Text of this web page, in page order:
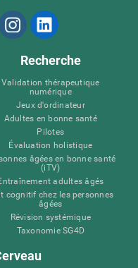
Recherche
Validation thérapeutique
numérique
Jeux d'ordinateur
Adultes en bonne santé
Pilotes
Évaluation holistique
âgées en bonne santé
(iTV)
adultes âgés
cognitif chez les personnes
âgées
Révision systémique
Taxonomie SG4D